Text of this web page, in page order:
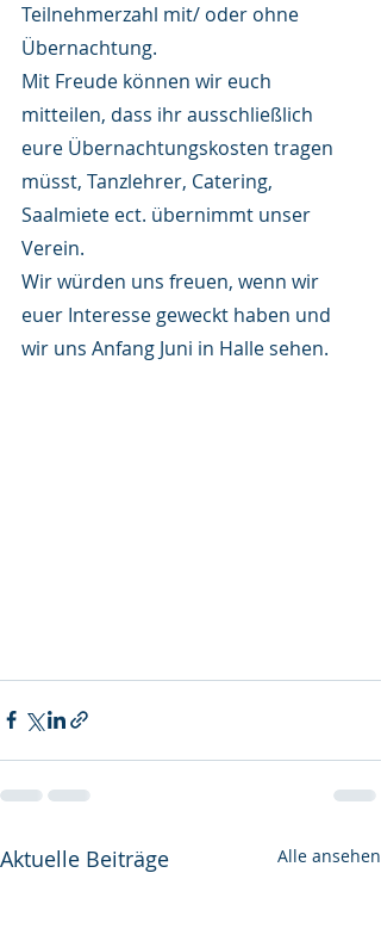
Teilnehmerzahl mit/ oder ohne
Übernachtung.
Mit Freude können wir euch
mitteilen, dass ihr ausschließlich
eure Übernachtungskosten tragen
müsst, Tanzlehrer, Catering,
Saalmiete ect. übernimmt unser
Verein.
Wir würden uns freuen, wenn wir
euer Interesse geweckt haben und
wir uns Anfang Juni in Halle sehen.
Aktuelle Beiträge Alle ansehen